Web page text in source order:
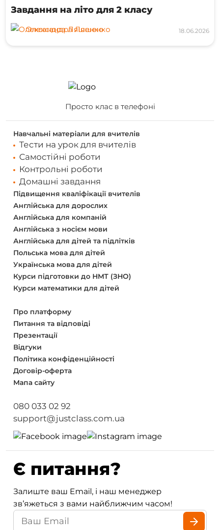
Завдання на літо для 2 класу
Олександра Ляшенко 18.06.2026
Просто клас в телефоні
Навчальні матеріали для вчителів
Тести на урок для вчителів
Самостійні роботи
Контрольні роботи
Домашні завдання
Підвищення кваліфікації вчителів
Англійська для дорослих
Англійська для компаній
Англійська з носієм мови
Англійська для дітей та підлітків
Польська мова для дітей
Українська мова для дітей
Курси підготовки до НМТ (ЗНО)
Курси математики для дітей
Про платформу
Питання та відповіді
Презентації
Відгуки
Політика конфіденційності
Договір-оферта
Мапа сайту
080 033 02 92
support@justclass.com.ua
Є питання?
Залиште ваш Email, і наш менеджер
зв’яжеться з вами найближчим часом!